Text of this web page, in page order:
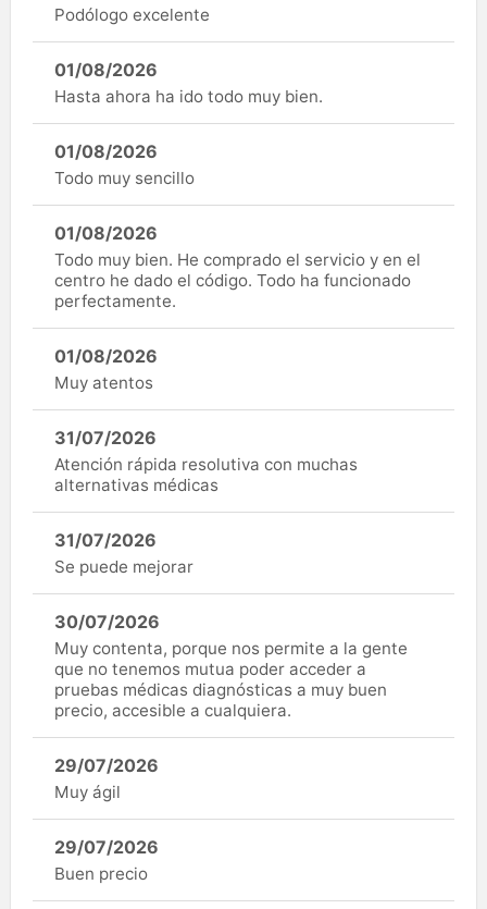
Podólogo excelente
01/08/2026
Hasta ahora ha ido todo muy bien.
01/08/2026
Todo muy sencillo
01/08/2026
Todo muy bien. He comprado el servicio y en el
centro he dado el código. Todo ha funcionado
perfectamente.
01/08/2026
Muy atentos
31/07/2026
Atención rápida resolutiva con muchas
alternativas médicas
31/07/2026
Se puede mejorar
30/07/2026
Muy contenta, porque nos permite a la gente
que no tenemos mutua poder acceder a
pruebas médicas diagnósticas a muy buen
precio, accesible a cualquiera.
29/07/2026
Muy ágil
29/07/2026
Buen precio